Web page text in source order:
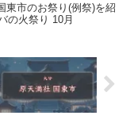
東市のお祭り(例祭)を紹
の火祭り 10月